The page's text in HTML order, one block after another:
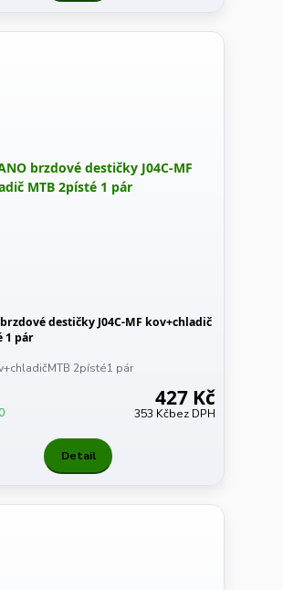
destičky J04C-MF kov+chladič
1 pár
2písté1 pár
427 Kč
353 Kčbez DPH
Detail